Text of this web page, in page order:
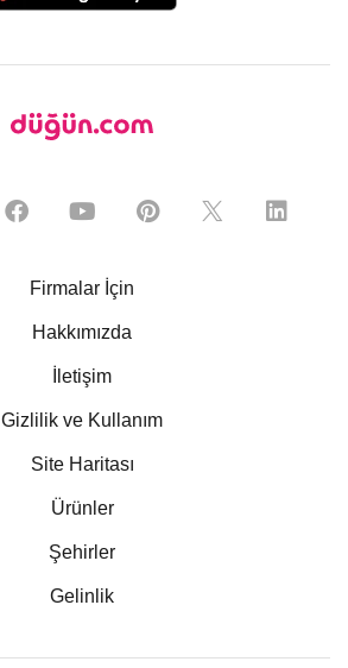
Firmalar İçin
Hakkımızda
İletişim
Gizlilik ve Kullanım
Site Haritası
Ürünler
Şehirler
Gelinlik